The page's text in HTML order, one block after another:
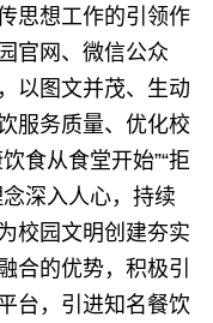
思想工作的引领作
官网、微信公众
以图文并茂、生动
服务质量、优化校
食从食堂开始”“拒
深入人心，持续
校园文明创建夯实
合的优势，积极引
台，引进知名餐饮